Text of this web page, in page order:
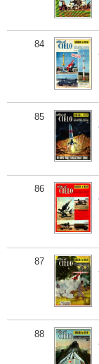
84
85
86
87
88